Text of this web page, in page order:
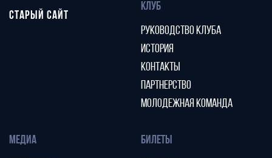
СТАРЫЙ САЙТ
КЛУБ
РУКОВОДСТВО КЛУБА
ИСТОРИЯ
КОНТАКТЫ
ПАРТНЕРСТВО
МОЛОДЕЖНАЯ КОМАНДА
МЕДИА
БИЛЕТЫ